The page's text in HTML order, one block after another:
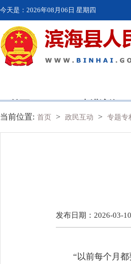
今天是： 2026年08月06日 星期四
首页 走进滨海
当前位置: 首页 > 政民互动 > 专题专
发布日期：2026-03-
“以前每个月